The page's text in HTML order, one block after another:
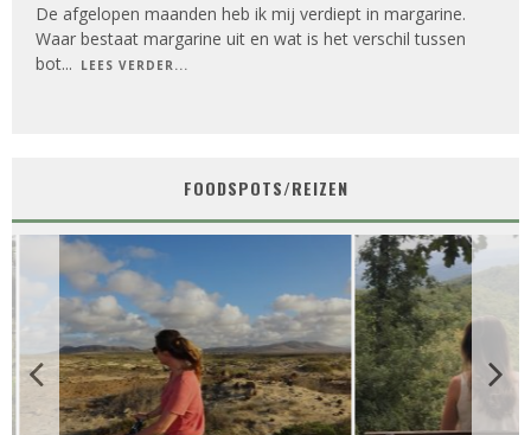
De afgelopen maanden heb ik mij verdiept in margarine.
Waar bestaat margarine uit en wat is het verschil tussen
bot... LEES VERDER...
FOODSPOTS/REIZEN